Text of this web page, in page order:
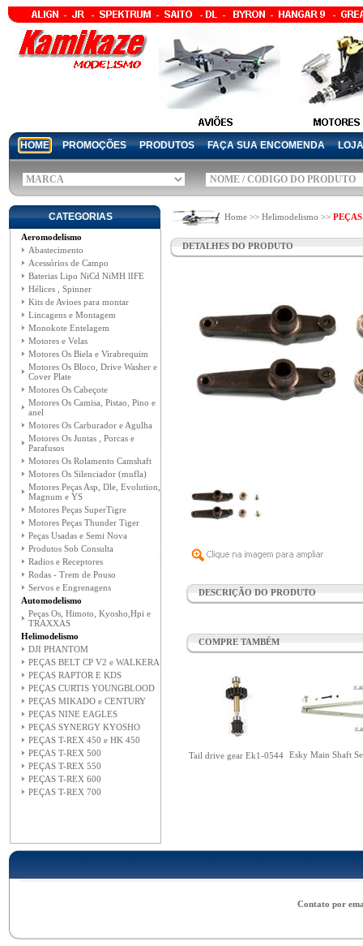
HOME PROMOÇÕES PRODUTOS FAÇA SUA ENCOMENDA LOJA
CATEGORIAS
Aeromodelismo
Abastecimento
Acessórios de Campo
Baterias Lipo NiCd NiMH lIFE
Hélices , Spinner
Kits de Avioes para montar
Lincagens e Montagem
Monokote Entelagem
Motores e Velas
Motores Os Biela e Virabrequim
Motores Os Bloco, Drive Washer e
Cover Plate
Motores Os Cabeçote
Motores Os Camisa, Pistao, Pino e
anel
Motores Os Carburador e Agulha
Motores Os Juntas , Porcas e
Parafusos
Motores Os Rolamento Camshaft
Motores Os Silenciador (mufla)
Motores Peças Asp, Dle, Evolution,
Magnum e YS
Motores Peças SuperTigre
Motores Peças Thunder Tiger
Peças Usadas e Semi Nova
Produtos Sob Consulta
Radios e Receptores
Rodas - Trem de Pouso
Servos e Engrenagens
Automodelismo
Peças Os, Himoto, Kyosho,Hpi e
TRAXXAS
Helimodelismo
DJI PHANTOM
PEÇAS BELT CP V2 e WALKERA
PEÇAS RAPTOR E KDS
PEÇAS CURTIS YOUNGBLOOD
PEÇAS MIKADO e CENTURY
PEÇAS NINE EAGLES
PEÇAS SYNERGY KYOSHO
PEÇAS T-REX 450 e HK 450
PEÇAS T-REX 500
PEÇAS T-REX 550
PEÇAS T-REX 600
PEÇAS T-REX 700
Home >> Helimodelismo >>
DETALHES DO PRODUTO
DESCRIÇÃO DO PRODUTO
COMPRE TAMBÉM
Tail drive gear Ek1-0544 Esky Main Shaft
Contato por